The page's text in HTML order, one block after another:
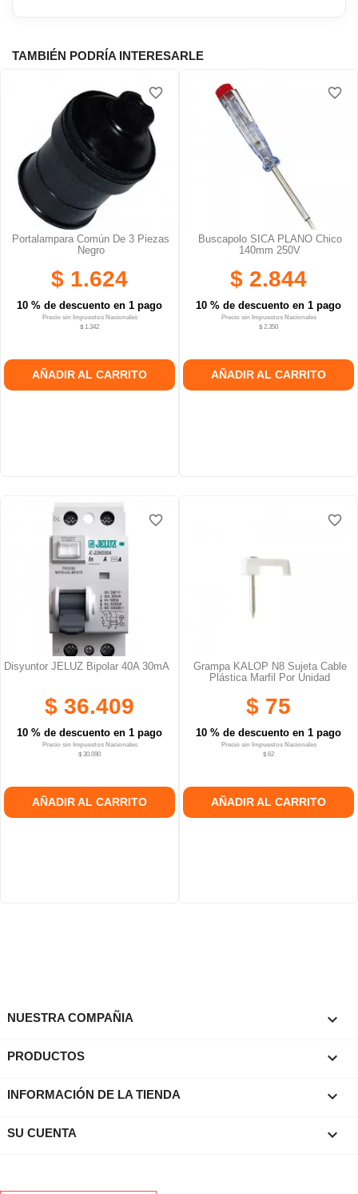
TAMBIÉN PODRÍA INTERESARLE
Portalampara Común De 3 Piezas
Negro
$ 1.624
10 % de descuento en 1 pago
Precio sin Impuestos Nacionales
$ 1.342
AÑADIR AL CARRITO
favorite_border
Buscapolo SICA PLANO Chico
140mm 250V
$ 2.844
10 % de descuento en 1 pago
Precio sin Impuestos Nacionales
$ 2.350
AÑADIR AL CARRITO
favorite_border
Disyuntor JELUZ Bipolar 40A 30mA
$ 36.409
10 % de descuento en 1 pago
Precio sin Impuestos Nacionales
$ 30.090
AÑADIR AL CARRITO
favorite_border
Grampa KALOP N8 Sujeta Cable
Plástica Marfil Por Unidad
$ 75
10 % de descuento en 1 pago
Precio sin Impuestos Nacionales
$ 62
AÑADIR AL CARRITO
favorite_border
NUESTRA COMPAÑIA 
PRODUCTOS 
INFORMACIÓN DE LA TIENDA keyboard_arrow_down
SU CUENTA 